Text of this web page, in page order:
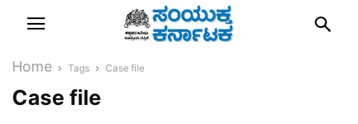
Home Tags Case file
Case file